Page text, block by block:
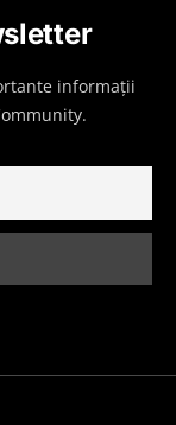
informații